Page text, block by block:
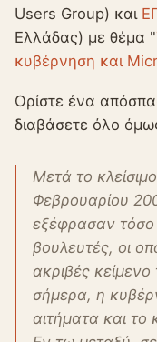
Users Group) και
Ελλάδας) με θέμα "
κυβέρνηση και
Ορίστε ένα
διαβάσετε όλο
Μετά το
Φεβρουαρίου
εξέφρασαν τόσο
βουλευτές, οι
ακριβές
σήμερα, η
αιτήματα και το